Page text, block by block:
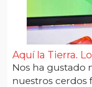
Aquí la Tierra.
Nos ha gustado
nuestros cerdos